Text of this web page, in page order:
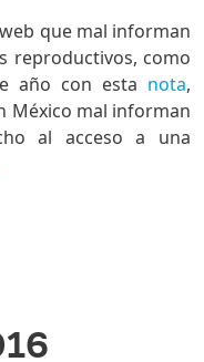
que mal informan
reproductivos, como
año con esta nota,
México mal informan
al acceso a una